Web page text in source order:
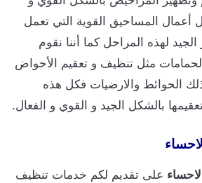
أعمال المساحيق القوية التي تعمل
لهذه المراحل كما أننا نقوم
مثل تنظيف و تعقيم الأحواض
كذلك الحوائط والارضيات فكل هذه
بالشكل الجيد و القوي و الفعال.
على تقديم لكم خدمات تنظيف